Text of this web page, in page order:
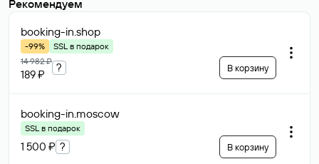
Рекомендуем
booking-in.shop
-99%
SSL в подарок
14 982 ₽
189 ₽
? В корзину
booking-in.moscow
SSL в подарок
1 500 ₽ ? В корзину